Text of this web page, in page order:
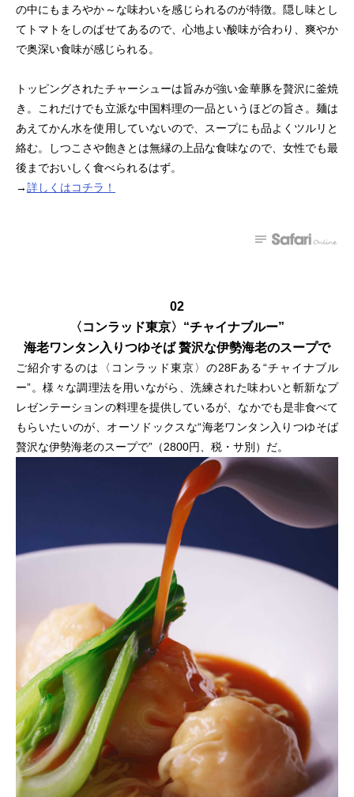
の中にもまろやか～な味わいを感じられるのが特徴。隠し味とし
てトマトをしのばせてあるので、心地よい酸味が合わり、爽やか
で奥深い食味が感じられる。
トッピングされたチャーシューは旨みが強い金華豚を贅沢に釜焼
き。これだけでも立派な中国料理の一品というほどの旨さ。麺は
あえてかん水を使用していないので、スープにも品よくツルリと
絡む。しつこさや飽きとは無縁の上品な食味なので、女性でも最
後までおいしく食べられるはず。
→詳しくはコチラ！
02
〈コンラッド東京〉“チャイナブルー”
海老ワンタン入りつゆそば 贅沢な伊勢海老のスープで
ご紹介するのは〈コンラッド東京〉の28Fある“チャイナブル
ー”。様々な調理法を用いながら、洗練された味わいと斬新なプ
レゼンテーションの料理を提供しているが、なかでも是非食べて
もらいたいのが、オーソドックスな“海老ワンタン入りつゆそば
贅沢な伊勢海老のスープで”（2800円、税・サ別）だ。